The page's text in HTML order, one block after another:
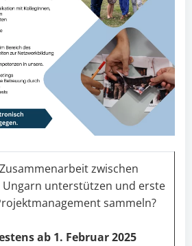
zwischen
unterstützen und erste
sammeln?
ab 1. Februar 2025